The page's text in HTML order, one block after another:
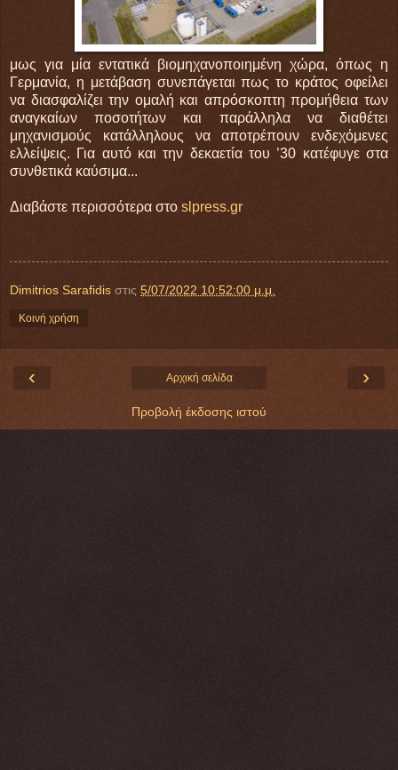
μως για μία εντατικά βιομηχανοποιημένη χώρα, όπως η
Γερμανία, η μετάβαση συνεπάγεται πως το κράτος οφείλει
να διασφαλίζει την ομαλή και απρόσκοπτη προμήθεια των
αναγκαίων ποσοτήτων και παράλληλα να διαθέτει
μηχανισμούς κατάλληλους να αποτρέπουν ενδεχόμενες
ελλείψεις. Για αυτό και την δεκαετία του ’30 κατέφυγε στα
συνθετικά καύσιμα...
Διαβάστε περισσότερα στο slpress.gr
Dimitrios Sarafidis στις 5/07/2022 10:52:00 μ.μ.
Κοινή χρήση
‹ ›
Αρχική σελίδα
Προβολή έκδοσης ιστού